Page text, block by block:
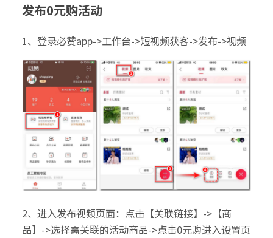
发布0元购活动
1、登录必赞app->工作台->短视频获客->发布->视频
2、进入发布视频页面：点击【关联链接】->【商
品】->选择需关联的活动商品->点击0元购进入设置页